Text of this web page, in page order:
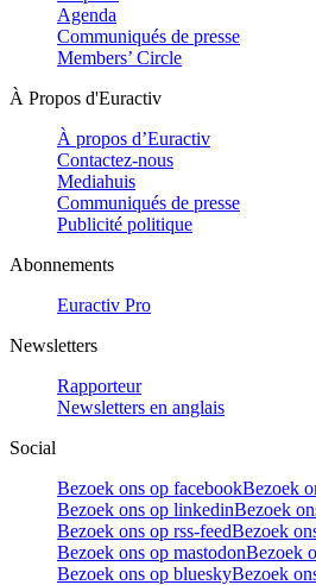
Agenda
Communiqués de presse
Members’ Circle
À Propos d'Euractiv
À propos d’Euractiv
Contactez-nous
Mediahuis
Communiqués de presse
Publicité politique
Abonnements
Euractiv Pro
Newsletters
Rapporteur
Newsletters en anglais
Social
Bezoek ons op facebookBezoek
Bezoek ons op linkedinBezoek
Bezoek ons op rss-feedBezoek
Bezoek ons op mastodonBezoek
Bezoek ons op blueskyBezoek